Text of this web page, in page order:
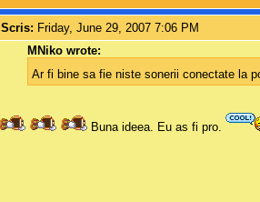
Scris: Friday, June 29, 2007 7:06 PM
MNiko wrote:
Ar fi bine sa fie niste sonerii conectate la
Buna ideea. Eu as fi pro.